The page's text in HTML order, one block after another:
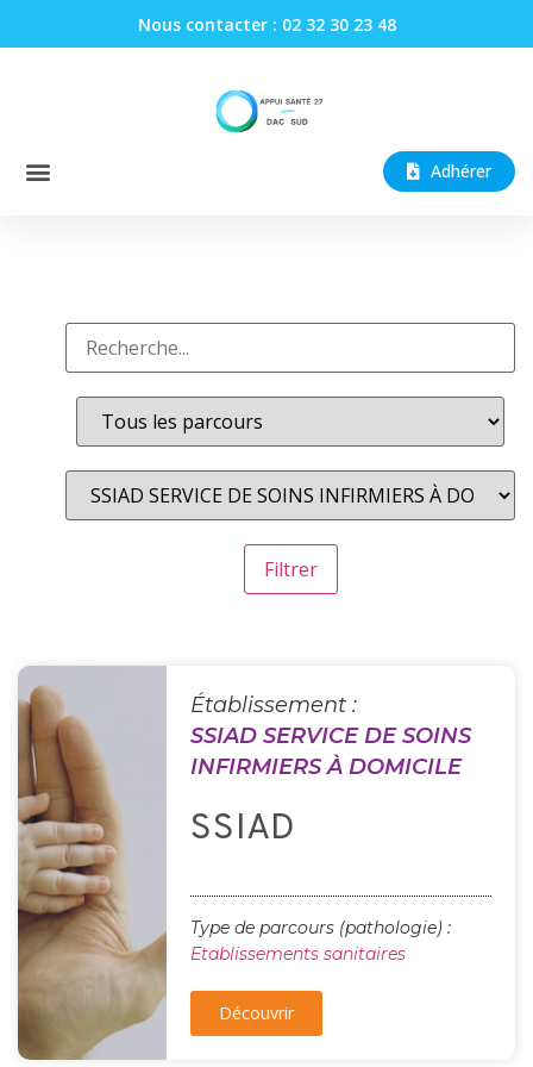
Nous contacter : 02 32 30 23 48
Adhérer
Établissement :
SSIAD SERVICE DE SOINS
INFIRMIERS À DOMICILE
SSIAD
Type de parcours (pathologie) :
Etablissements sanitaires
Découvrir